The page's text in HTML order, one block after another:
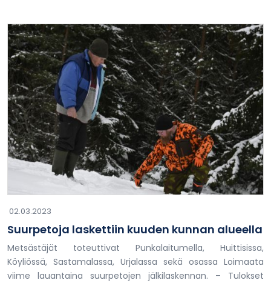
02.03.2023
Suurpetoja laskettiin kuuden kunnan alueella
Metsästäjät toteuttivat Punkalaitumella, Huittisissa,
Köyliössä, Sastamalassa, Urjalassa sekä osassa Loimaata
viime lauantaina suurpetojen jälkilaskennan. – Tulokset